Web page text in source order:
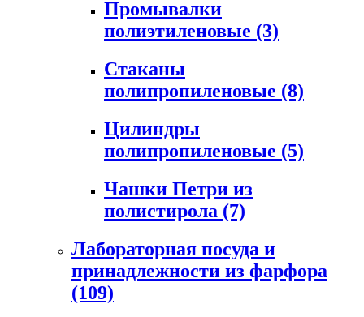
Промывалки
полиэтиленовые (3)
Стаканы
полипропиленовые (8)
Цилиндры
полипропиленовые (5)
Чашки Петри из
полистирола (7)
Лабораторная посуда и
принадлежности из фарфора
(109)